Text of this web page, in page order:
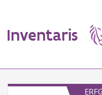
Inventaris